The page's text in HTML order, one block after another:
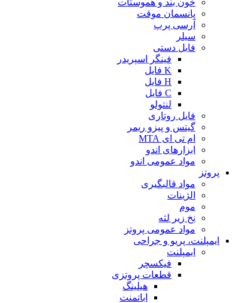
خون بند و هموستات
پانسمان موقت
آرسی پرپ
سیلر
فایل دستی
فینگر اسپریدر
K فایل
H فایل
C فایل
لنتولو
فایل روتاری
گیتس و پیزو ریمر
ام تی ای MTA
ابزارهای اندو
مواد عمومی اندو
پروتز
مواد قالبگیری
الژینات
موم
نخ زیر لثه
مواد عمومی پروتز
ایمپلنت، پریو و جراحی
ایمپلنت
فیکسچر
قطعات پروتزی
هیلینگ
اباتمنت